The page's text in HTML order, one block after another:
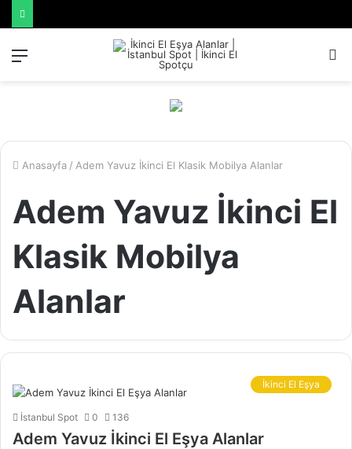
Anasayfa / Adem Yavuz İkinci El Klasik Mobilya Alanlar
Adem Yavuz İkinci El
Klasik Mobilya
Alanlar
İkinci El Eşya
İstanbul Spot 0 136
Adem Yavuz İkinci El Eşya Alanlar